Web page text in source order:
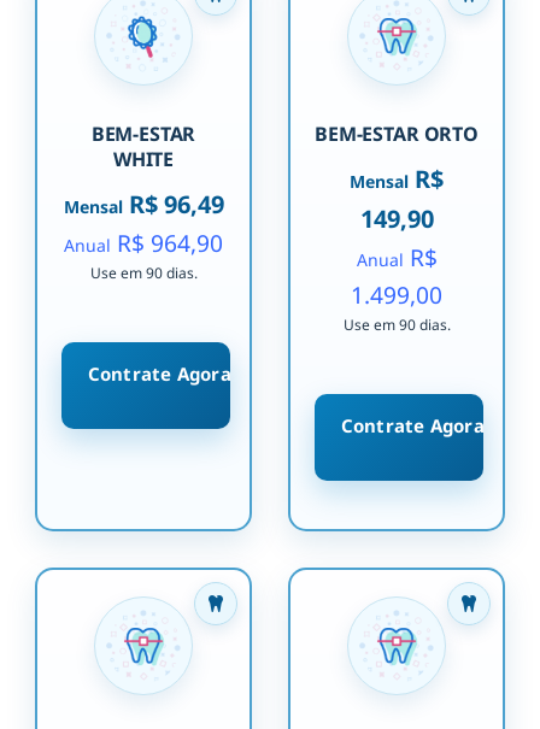
BEM-ESTAR
WHITE
MensalR$ 96,49
Anual R$ 964,90
Use em 90 dias.
Contrate Agora
BEM-ESTAR ORTO
Mensal R$
149,90
Anual R$
1.499,00
Use em 90 dias.
Contrate Agora